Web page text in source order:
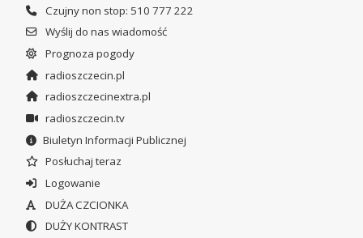
Czujny non stop: 510 777 222
Wyślij do nas wiadomość
Prognoza pogody
radioszczecin.pl
radioszczecinextra.pl
radioszczecin.tv
Biuletyn Informacji Publicznej
Posłuchaj teraz
Logowanie
DUŻA CZCIONKA
DUŻY KONTRAST